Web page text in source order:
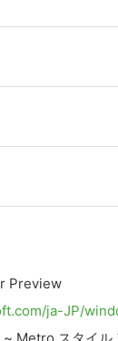
Preview
ja-JP/
Metro スタイル